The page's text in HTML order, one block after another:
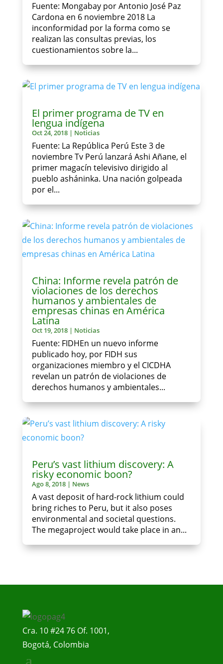
Fuente: Mongabay por Antonio José Paz
Cardona en 6 noviembre 2018 La
inconformidad por la forma como se
realizan las consultas previas, los
cuestionamientos sobre la...
El primer programa de TV en
lengua indígena
Oct 24, 2018| Noticias
Fuente: La República Perú Este 3 de
noviembre Tv Perú lanzará Ashi Añane, el
primer magacín televisivo dirigido al
pueblo asháninka. Una nación golpeada
por el...
China: Informe revela patrón de
violaciones de los derechos
humanos y ambientales de
empresas chinas en América
Latina
Oct 19, 2018| Noticias
Fuente: FIDHEn un nuevo informe
publicado hoy, por FIDH sus
organizaciones miembro y el CICDHA
revelan un patrón de violaciones de
derechos humanos y ambientales...
Peru’s vast lithium discovery: A
risky economic boon?
Ago 8, 2018| News
A vast deposit of hard-rock lithium could
bring riches to Peru, but it also poses
environmental and societal questions.
The megaproject would take place in an...
Cra. 10 #24 76 Of. 1001,
Bogotá, Colombia